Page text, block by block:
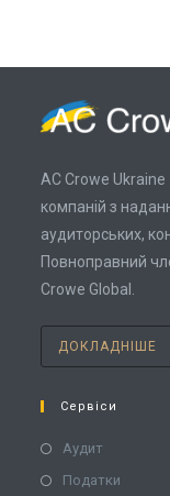
AC Crowe Ukraine
компаній з
аудиторських,
Повноправний
Crowe Global.
ДОКЛАДНІШЕ
Сервіси
Аудит
Податки